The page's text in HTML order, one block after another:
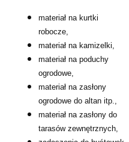
materiał na kurtki
robocze,
materiał na kamizelki,
materiał na poduchy
ogrodowe,
materiał na zasłony
ogrodowe do altan itp.,
materiał na zasłony do
tarasów zewnętrznych,